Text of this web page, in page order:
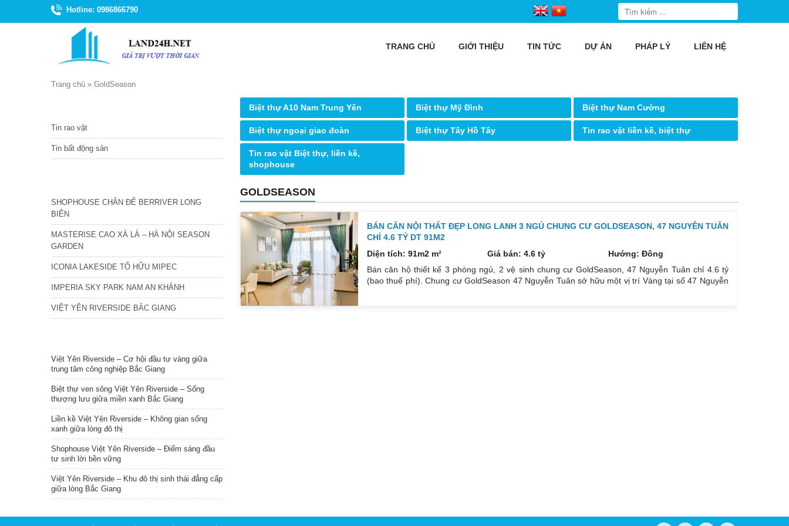
Hotline: 0986866790
TRANG CHỦ GIỚI THIỆU TIN TỨC DỰ ÁN PHÁP LÝ LIÊN HỆ
Trang chủ » GoldSeason
Biệt thự A10 Nam Trung Yên Biệt thự Mỹ Đình Biệt thự Nam Cường
Biệt thự ngoại giao đoàn Biệt thự Tây Hồ Tây Tin rao vặt liền kề, biệt thự
Tin rao vặt Biệt thự, liền kề,
shophouse
GOLDSEASON
BÁN CĂN NỘI THẤT ĐẸP LONG LANH 3 NGỦ CHUNG CƯ GOLDSEASON, 47 NGUYỄN TUÂN
CHỈ 4.6 TỶ DT 91M2
Diện tích: 91m2 m²
Giá bán: 4.6 tỷ
Hướng: Đông
Bán căn hộ thiết kế 3 phòng ngủ, 2 vệ sinh chung cư GoldSeason, 47 Nguyễn Tuân chỉ 4.6 tỷ
(bao thuế phí). Chung cư GoldSeason 47 Nguyễn Tuân sở hữu một vị trí Vàng tại số 47 Nguyễn
Tin rao vặt
Tin bất động sản
SHOPHOUSE CHÂN ĐẾ BERRIVER LONG
BIÊN
MASTERISE CAO XÀ LÁ – HÀ NỘI SEASON
GARDEN
ICONIA LAKESIDE TỐ HỮU MIPEC
IMPERIA SKY PARK NAM AN KHÁNH
VIỆT YÊN RIVERSIDE BẮC GIANG
Việt Yên Riverside – Cơ hội đầu tư vàng giữa
trung tâm công nghiệp Bắc Giang
Biệt thự ven sông Việt Yên Riverside – Sống
thượng lưu giữa miền xanh Bắc Giang
Liền kề Việt Yên Riverside – Không gian sống
xanh giữa lòng đô thị
Shophouse Việt Yên Riverside – Điểm sáng đầu
tư sinh lời bền vững
Việt Yên Riverside – Khu đô thị sinh thái đẳng cấp
giữa lòng Bắc Giang